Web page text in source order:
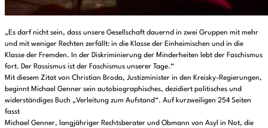
„Es darf nicht sein, dass unsere Gesellschaft dauernd in zwei Gruppen mit mehr
und mit weniger Rechten zerfällt: in die Klasse der Einheimischen und in die
Klasse der Fremden. In der Diskriminierung der Minderheiten lebt der Faschismus
fort. Der Rassismus ist der Faschismus unserer Tage.“
Mit diesem Zitat von Christian Broda, Justizminister in den Kreisky-Regierungen,
beginnt Michael Genner sein autobiographisches, dezidiert politisches und
widerständiges Buch „Verleitung zum Aufstand“. Auf kurzweiligen 254 Seiten
fasst
Michael Genner, langjähriger Rechtsberater und Obmann von Asyl in Not, die